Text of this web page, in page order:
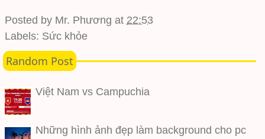
Posted by Mr. Phương at 22:53
Labels: Sức khỏe
Random Post
Việt Nam vs Campuchia
Những hình ảnh đẹp làm background cho pc